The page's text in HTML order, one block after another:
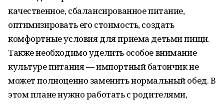
качественное, сбалансированное питание,
оптимизировать его стоимость, создать
комфортные условия для приема детьми пищи.
Также необходимо уделить особое внимание
культуре питания — импортный батончик не
может полноценно заменить нормальный обед. В
этом плане нужно работать с родителями,